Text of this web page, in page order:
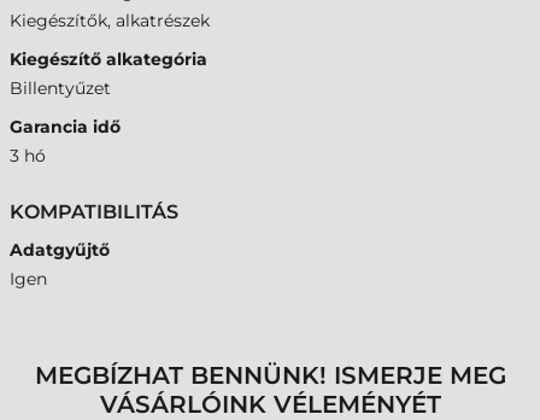
Kiegészítők, alkatrészek
Kiegészítő alkategória
Billentyűzet
Garancia idő
3 hó
KOMPATIBILITÁS
Adatgyűjtő
Igen
MEGBÍZHAT BENNÜNK! ISMERJE MEG
VÁSÁRLÓINK VÉLEMÉNYÉT